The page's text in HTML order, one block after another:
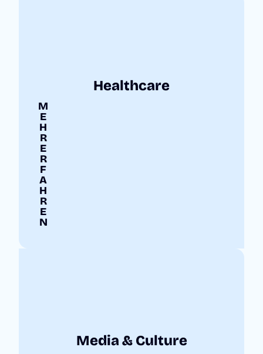
Healthcare
M
E
H
R
E
R
F
A
H
R
E
N
Media & Culture